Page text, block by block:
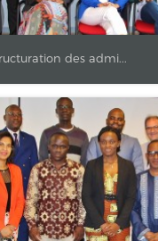
des admi...